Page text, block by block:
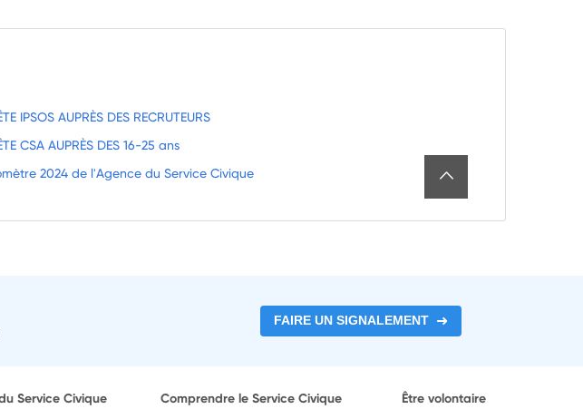
IPSOS AUPRÈS DES RECRUTEURS
CSA AUPRÈS DES 16-25 ans
2024 de l'Agence du Service Civique
FAIRE UN SIGNALEMENT
Service Civique Comprendre le Service Civique Être volontaire